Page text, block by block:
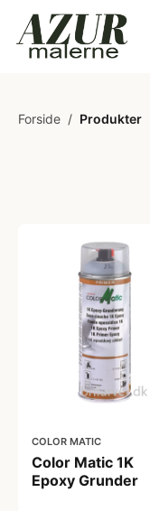
Forside / Produkter
COLOR MATIC
Color Matic 1K
Epoxy Grunder